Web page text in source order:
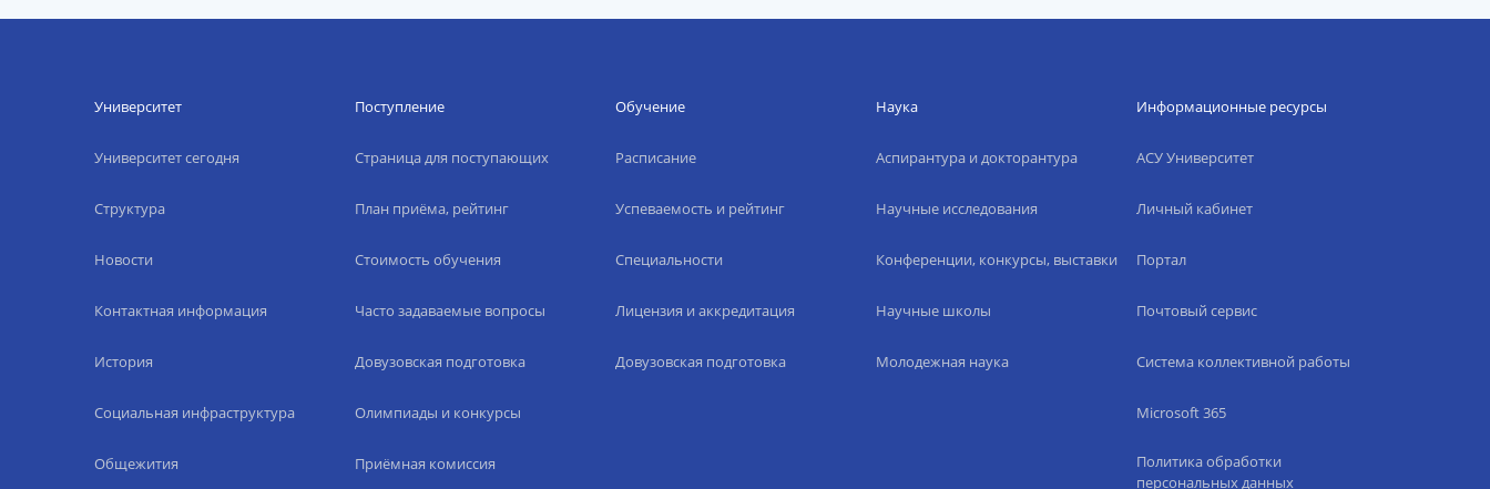
Университет
Университет сегодня
Структура
Новости
Контактная информация
История
Социальная инфраструктура
Общежития
Поступление
Страница для поступающих
План приёма, рейтинг
Стоимость обучения
Часто задаваемые вопросы
Довузовская подготовка
Олимпиады и конкурсы
Приёмная комиссия
Обучение
Расписание
Успеваемость и рейтинг
Специальности
Лицензия и аккредитация
Довузовская подготовка
Наука
Аспирантура и докторантура
Научные исследования
Конференции, конкурсы, выставки
Научные школы
Молодежная наука
Информационные ресурсы
АСУ Университет
Личный кабинет
Портал
Почтовый сервис
Система коллективной работы
Microsoft 365
Политика обработки
персональных данных